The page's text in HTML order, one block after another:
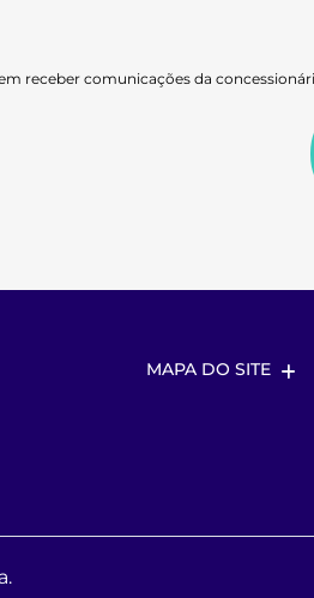
receber comunicações da
MAPA DO SITE